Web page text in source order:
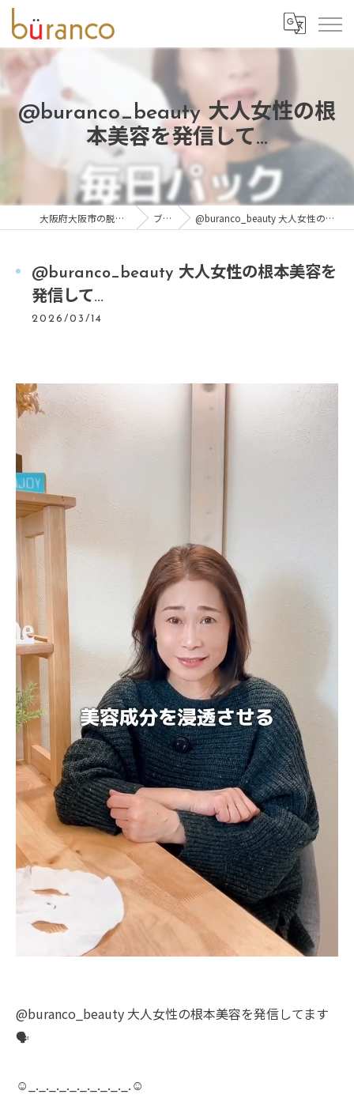
@buranco_beauty 大人女性の根
本美容を発信して...
大阪府大阪市の脱毛ならbüranco ブログ @buranco_beauty 大人女性の根本美容を発信して...
@buranco_beauty 大人女性の根本美容を
発信して...
2026/03/14
@buranco_beauty 大人女性の根本美容を発信してます
🗣️
☺︎_._._._._._._._._._.☺︎